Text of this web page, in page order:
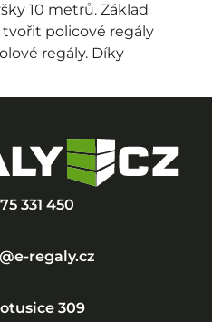
10 metrů. Základ
policové regály
regály. Díky
331 450
regaly.cz
309